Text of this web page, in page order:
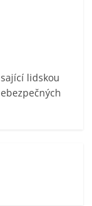
lidskou